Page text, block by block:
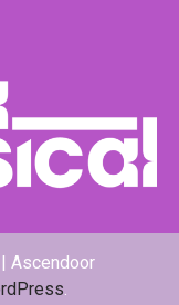
| Ascendoor